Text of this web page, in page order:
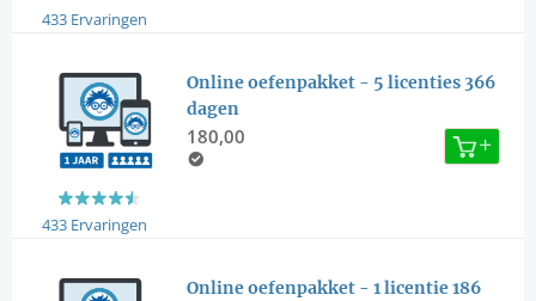
433 Ervaringen
433 Ervaringen
Online oefenpakket - 5 licenties 366
dagen
180,00
Online oefenpakket - 1 licentie 186